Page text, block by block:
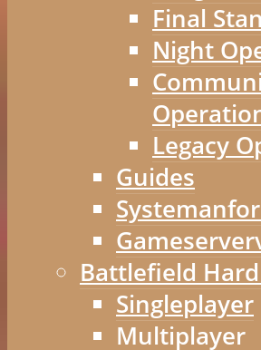
Final
Night
Legacy
Guides
Battlefield
Singleplayer
Multiplayer